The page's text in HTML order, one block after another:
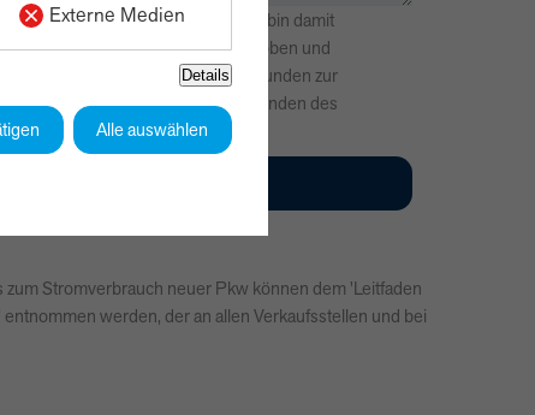
zur Kenntnis genommen und bin damit
Daten elektronisch erhoben und
dabei nur streng zweckgebunden zur
Anfrage benutzt. Mit dem Absenden des
der Verarbeitung einverstanden.
Stromverbrauch neuer Pkw können dem 'Leitfaden
werden, der an allen Verkaufsstellen und bei
Externe Medien
Details
Alle auswählen